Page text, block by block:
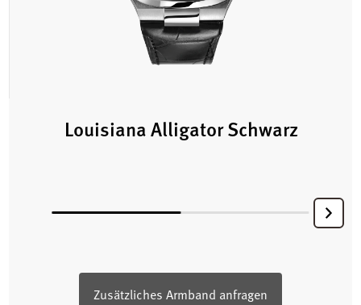
Louisiana Alligator Schwarz
Zusätzliches Armband anfragen